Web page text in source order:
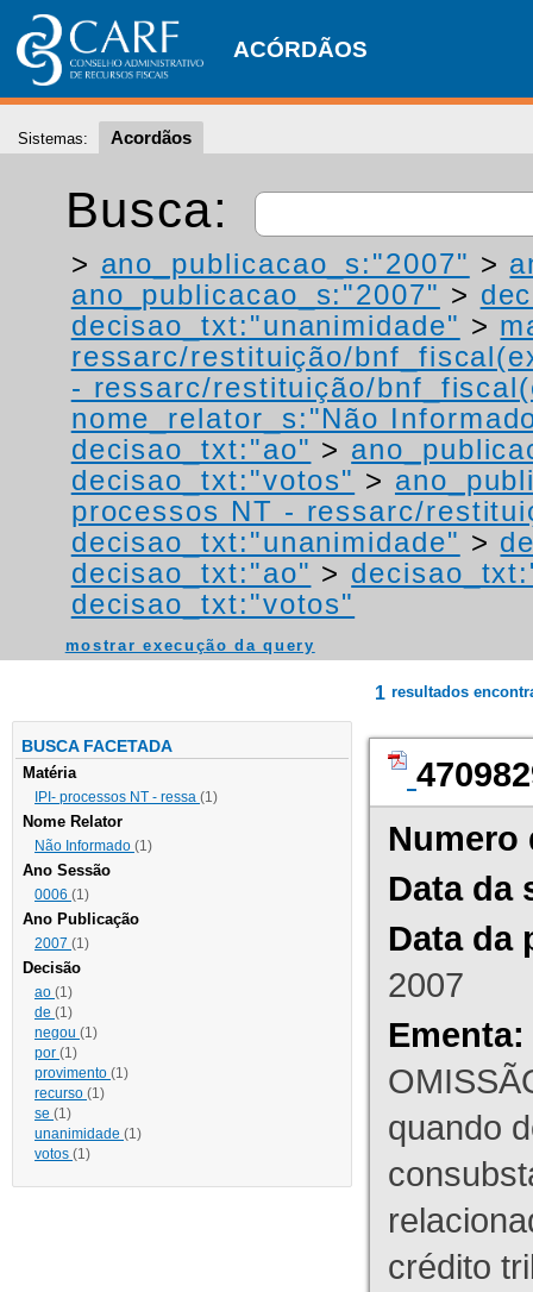
ACÓRDÃOS
Sistemas: Acordãos
Busca:
> ano_publicacao_s:"2007" >
ano_publicacao_s:"2007" >
decisao_txt:"unanimidade" >
ressarc/restituição/
- ressarc/restituição/
nome_relator_s:"Não
decisao_txt:"ao" >
decisao_txt:"votos" >
processos NT - ressarc/
decisao_txt:"unanimidade" >
decisao_txt:"ao" >
decisao_txt:"votos"
mostrar execução da query
BUSCA FACETADA
Matéria
IPI- processos NT - ressa (1)
Nome Relator
Não Informado (1)
Ano Sessão
0006 (1)
Ano Publicação
2007 (1)
Decisão
ao (1)
de (1)
negou (1)
por (1)
provimento (1)
recurso (1)
se (1)
unanimidade (1)
votos (1)
1 resultados
Numero
Data da
Data da
2007
Ementa:
quando
crédito